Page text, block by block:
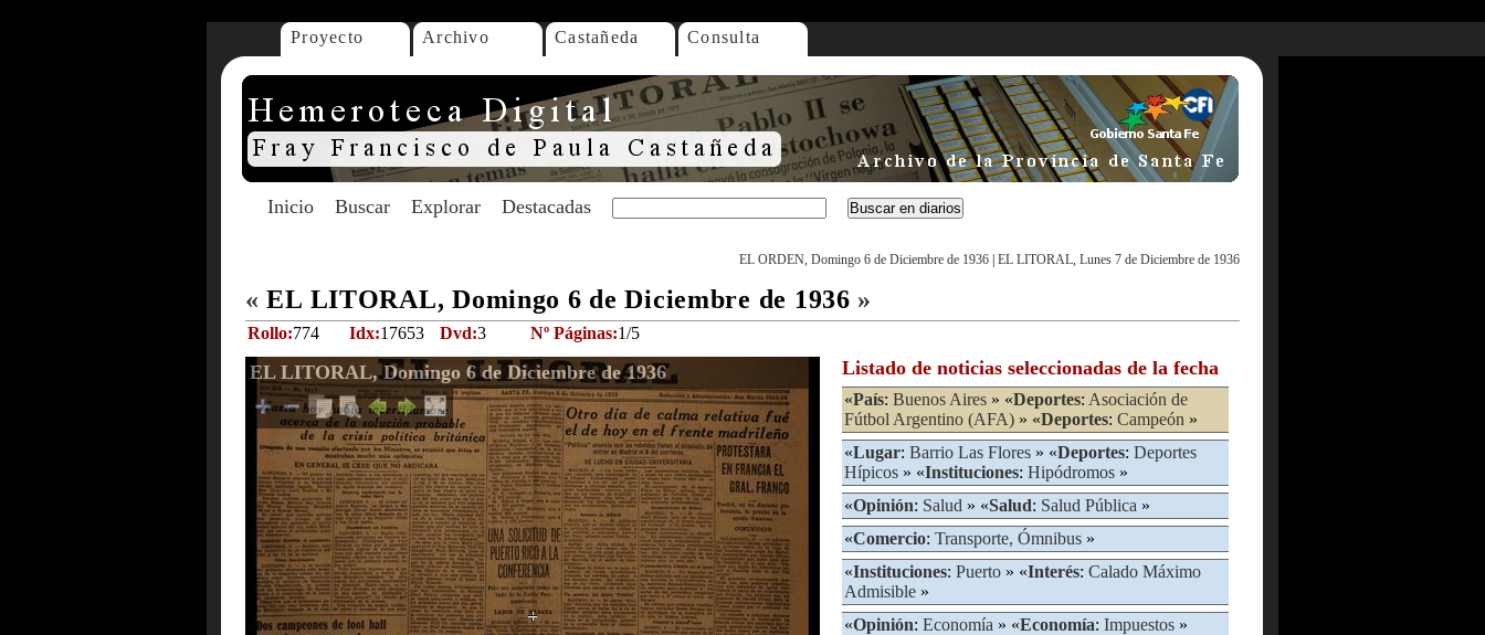
Proyecto Archivo Castañeda Consulta
Inicio Buscar Explorar Destacadas
EL ORDEN, Domingo 6 de Diciembre de 1936 EL LITORAL, Lunes 7 de Diciembre de 1936
« EL LITORAL, Domingo 6 de Diciembre de 1936 »
Rollo:774 Idx:17653 Dvd:3 Nº Páginas:1/5
EL LITORAL, Domingo 6 de Diciembre de 1936 Listado de noticias seleccionadas de la fecha
«País: Buenos Aires » «Deportes: Asociación de
Fútbol Argentino (AFA) » «Deportes: Campeón »
«Lugar: Barrio Las Flores » «Deportes: Deportes
Hípicos » «Instituciones: Hipódromos »
«Opinión: Salud » «Salud: Salud Pública »
«Comercio: Transporte, Ómnibus »
«Instituciones: Puerto » «Interés: Calado Máximo
Admisible »
«Opinión: Economía » «Economía: Impuestos »